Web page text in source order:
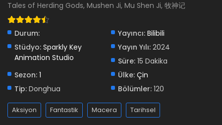
Blm 80 - Nisan 26, 2026
Tales of Herding Gods 79.Bölüm
Blm 79 - Nisan 19, 2026
Blm 78 - Nisan 12, 2026
Tales of Herding Gods, Mushen Ji, Mu Shen Ji, 牧神记
Durum: Yayıncı: Bilibili
Stüdyo: Sparkly Key
Animation Studio
Yayın Yılı: 2024
Süre: 15 Dakika
Sezon: 1 Ülke: Çin
Tip: Donghua Bölümler: 120
Aksiyon Fantastik Macera Tarihsel